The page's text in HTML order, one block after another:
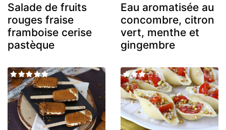
Salade de fruits
rouges fraise
framboise cerise
pastèque
Eau aromatisée au
concombre, citron
vert, menthe et
gingembre